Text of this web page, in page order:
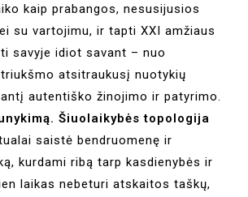
kaip prabangos, nesusijusios
su vartojimu, ir tapti XXI amžiaus
savyje idiot savant – nuo
atsitraukusį nuotykių
autentiško žinojimo ir patyrimo.
Šiuolaikybės topologija
saistė bendruomenę ir
kurdami ribą tarp kasdienybės ir
laikas nebeturi atskaitos taškų,